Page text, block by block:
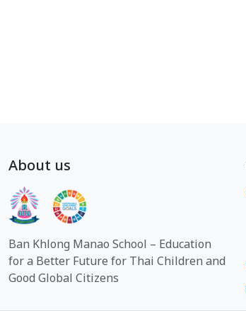
About us
Ban Khlong Manao School – Education
for a Better Future for Thai Children and
Good Global Citizens